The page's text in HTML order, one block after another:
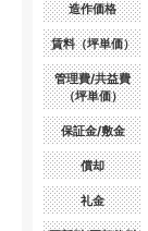
造作価格
賃料（坪単価）
管理費/共益費
（坪単価）
保証金/敷金
償却
礼金